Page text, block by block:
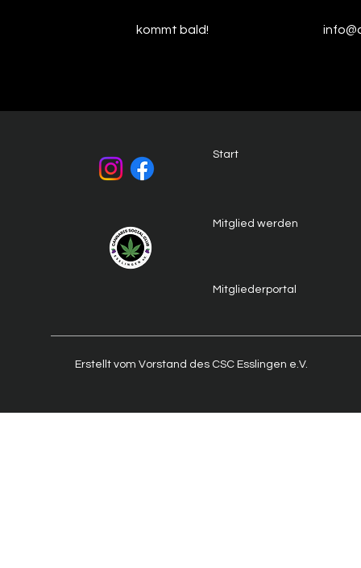
kommt bald!
Start
Mitglied werden
Mitgliederportal
Erstellt vom Vorstand des CSC Esslingen e.V.